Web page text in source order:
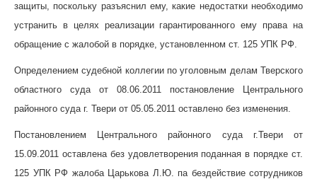
защиты, поскольку разъяснил ему, какие недостатки необходимо
устранить в целях реализации гарантированного ему права на
обращение с жалобой в порядке, установленном ст. 125 УПК РФ.
Определением судебной коллегии по уголовным делам Тверского
областного суда от 08.06.2011 постановление Центрального
районного суда г. Твери от 05.05.2011 оставлено без изменения.
Постановлением Центрального районного суда г.Твери от
15.09.2011 оставлена без удовлетворения поданная в порядке ст.
125 УПК РФ жалоба Царькова Л.Ю. па бездействие сотрудников